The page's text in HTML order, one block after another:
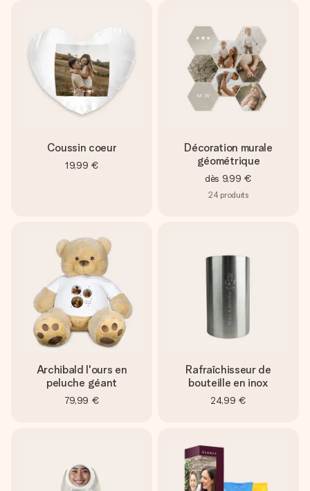
Coussin coeur
19,99 €
Décoration murale
géométrique
dès 9,99 €
24 produits
Archibald l'ours en
peluche géant
79,99 €
Rafraîchisseur de
bouteille en inox
24,99 €